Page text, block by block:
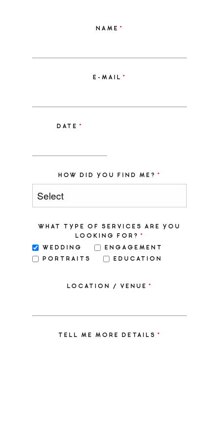
NAME
E-MAIL
DATE
HOW DID YOU FIND ME?
WHAT TYPE OF SERVICES ARE YOU
LOOKING FOR?
WEDDING
ENGAGEMENT
PORTRAITS
EDUCATION
LOCATION / VENUE
TELL ME MORE DETAILS